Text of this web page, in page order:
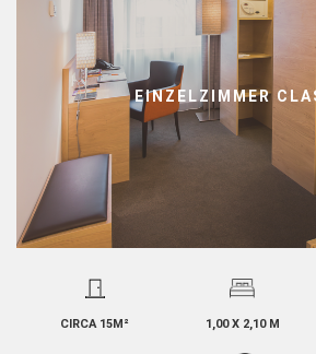
EINZELZIMMER
CIRCA 15M² 1,00 X 2,10 M